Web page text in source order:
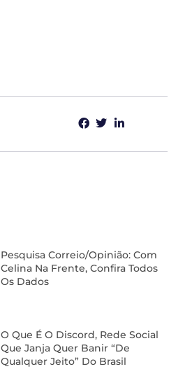
Pesquisa Correio/Opinião: Com
Celina Na Frente, Confira Todos
Os Dados
O Que É O Discord, Rede Social
Que Janja Quer Banir “de
Qualquer Jeito” Do Brasil